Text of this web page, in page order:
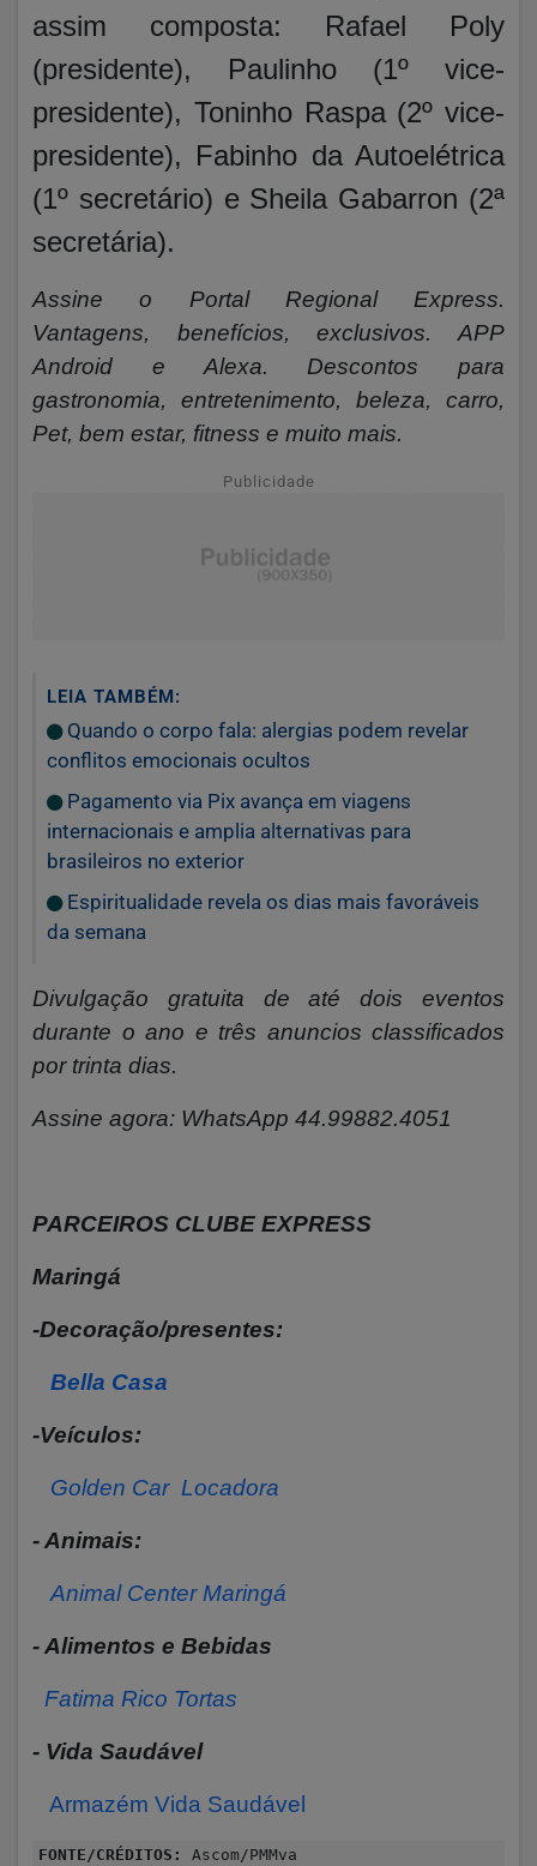
assim composta: Rafael Poly
(presidente), Paulinho (1º vice-
presidente), Toninho Raspa (2º vice-
presidente), Fabinho da Autoelétrica
(1º secretário) e Sheila Gabarron (2ª
secretária).
Assine o Portal Regional Express.
Vantagens, benefícios, exclusivos. APP
Android e Alexa. Descontos para
gastronomia, entretenimento, beleza, carro,
Pet, bem estar, fitness e muito mais.
Publicidade
LEIA TAMBÉM:
Quando o corpo fala: alergias podem revelar
conflitos emocionais ocultos
Pagamento via Pix avança em viagens
internacionais e amplia alternativas para
brasileiros no exterior
Espiritualidade revela os dias mais favoráveis
da semana
Divulgação gratuita de até dois eventos
durante o ano e três anuncios classificados
por trinta dias.
Assine agora: WhatsApp 44.99882.4051
PARCEIROS CLUBE EXPRESS
Maringá
-Decoração/presentes:
Bella Casa
-Veículos:
Golden Car Locadora
- Animais:
Animal Center Maringá
- Alimentos e Bebidas
Fatima Rico Tortas
- Vida Saudável
Armazém Vida Saudável
FONTE/CRÉDITOS: Ascom/PMMva